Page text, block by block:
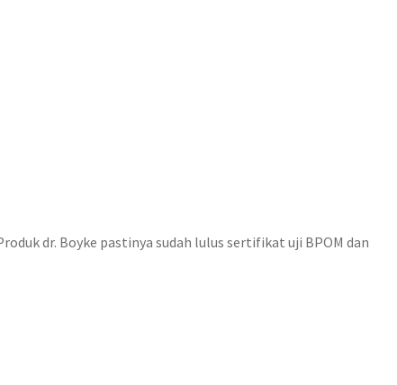
dr. Boyke pastinya sudah lulus sertifikat uji BPOM dan